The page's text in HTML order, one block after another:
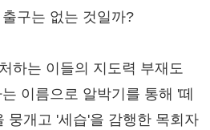
구는 없는 것일까?
하는 이들의 지도력 부재도
이름으로 알박기를 통해 '떼
뭉개고 '세습'을 감행한 목회자